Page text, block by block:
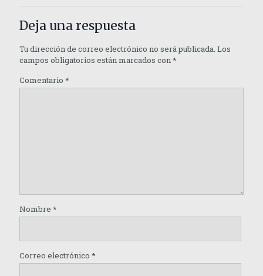
Deja una respuesta
Tu dirección de correo electrónico no será publicada. Los
campos obligatorios están marcados con*
Comentario *
Nombre *
Correo electrónico *